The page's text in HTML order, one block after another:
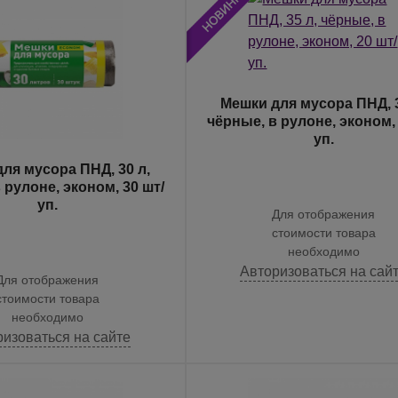
мусора ПНД, 30 л,
эконом, 30 шт/
уп.
отображения
товара
необходимо
на сайте
Мешки для мусора ПНД,
чёрные, в рулоне, эконом,
уп.
Для отображения
стоимости товара
необходимо
Авторизоваться на